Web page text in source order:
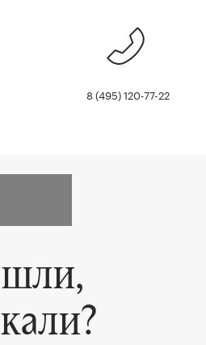
8 (495) 120-77-22